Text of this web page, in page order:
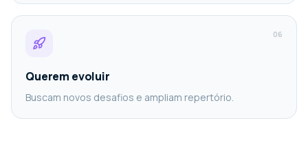
06
Querem evoluir
Buscam novos desafios e ampliam repertório.